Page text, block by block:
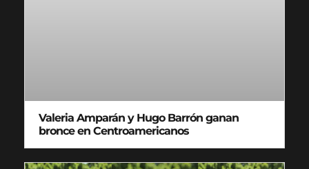
Valeria Amparán y Hugo Barrón ganan
bronce en Centroamericanos